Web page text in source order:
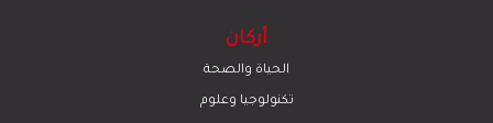
أركان
الحياة والصحة
تكنولوجيا وعلوم